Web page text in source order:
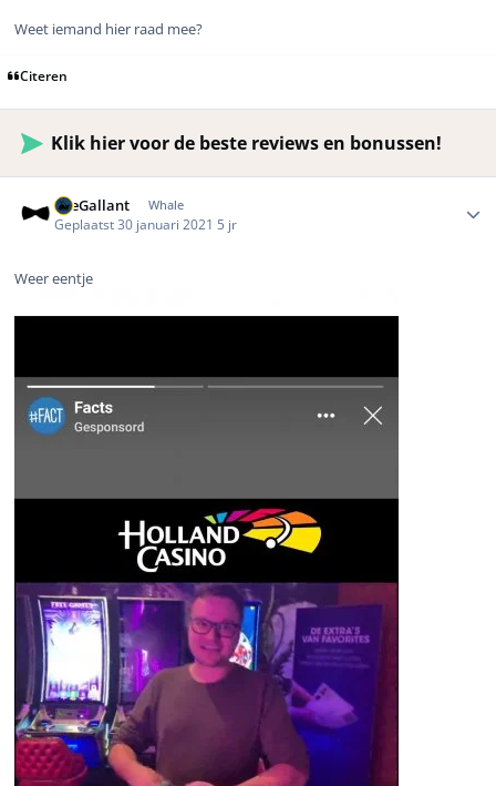
Weet iemand hier raad mee?
Citeren
Klik hier voor de beste reviews en bonussen!
TheGallant Whale
Geplaatst 30 januari 2021 5 jr
Weer eentje